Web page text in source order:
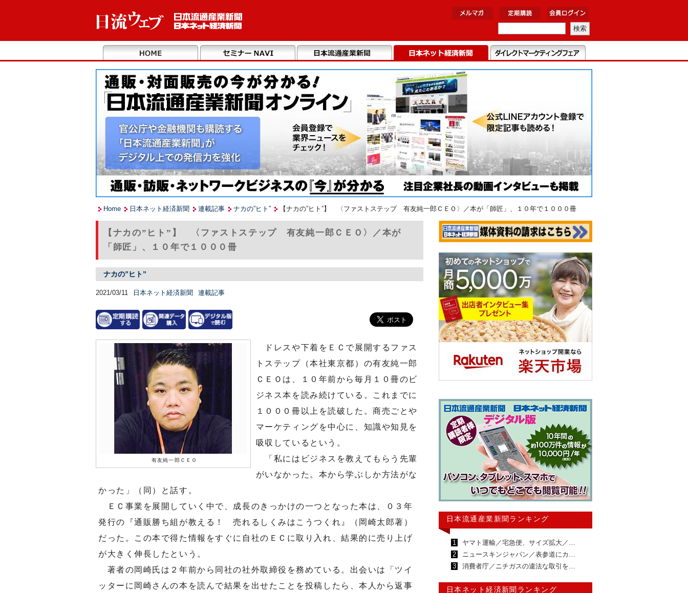
Home 日本ネット経済新聞 連載記事 ナカの”ヒト” 【ナカの”ヒト”】 〈ファストステップ 有友純一郎ＣＥＯ〉／本が「師匠」、１０年で１０００冊
【ナカの”ヒト”】 〈ファストステップ 有友純一郎ＣＥＯ〉／本が
「師匠」、１０年で１０００冊
ナカの”ヒト”
2021/03/11 日本ネット経済新聞 連載記事
有友純一郎ＣＥＯ
ドレスや下着をＥＣで展開するファス
トステップ（本社東京都）の有友純一郎
ＣＥＯは、１０年前から毎月１０冊のビ
ジネス本を読み続けている。これまでに
１０００冊以上を読破した。商売ごとや
マーケティングを中心に、知識や知見を
吸収しているという。
「私にはビジネスを教えてもらう先輩
がいなかった。本から学ぶしか方法がな
かった」（同）と話す。
ＥＣ事業を展開していく中で、成長のきっかけの一つとなった本は、０３年
発行の『通販勝ち組が教える！ 売れるしくみはこうつくれ』（岡崎太郎著）
だった。この本で得た情報をすぐに自社のＥＣに取り入れ、結果的に売り上げ
が大きく伸長したという。
著者の岡崎氏は２年前から同社の社外取締役を務めている。出会いは「ツイ
ッターに岡崎さんの本を読んで結果を出せたことを投稿したら、本人から返事
日本流通産業新聞ランキング
1
ヤマト運輸／宅急便、サイズ拡大／…
2
ニュースキンジャパン／表参道にカ…
3
消費者庁／ニチガスの違法な取引を…
日本ネット経済新聞ランキング